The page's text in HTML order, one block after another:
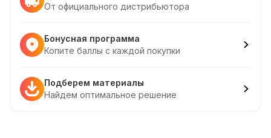
От официального дистрибьютора
Бонусная программа
Копите баллы с каждой покупки
Подберем материалы
Найдем оптимальное решение